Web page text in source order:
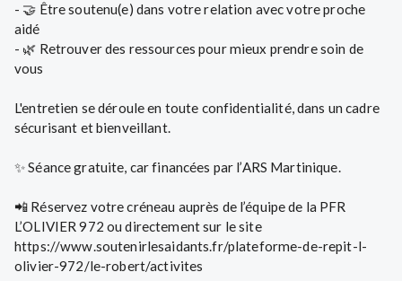
- 🤝 Être soutenu(e) dans votre relation avec votre proche
aidé
- 🌿 Retrouver des ressources pour mieux prendre soin de
vous
L'entretien se déroule en toute confidentialité, dans un cadre
sécurisant et bienveillant.
✨ Séance gratuite, car financées par l’ARS Martinique.
📲 Réservez votre créneau auprès de l’équipe de la PFR
L’OLIVIER 972 ou directement sur le site
https://www.soutenirlesaidants.fr/plateforme-de-repit-l-
olivier-972/le-robert/activites